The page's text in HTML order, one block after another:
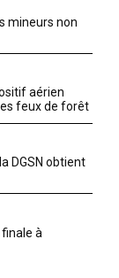
mineurs non
aérien
feux de forêt
DGSN obtient
à